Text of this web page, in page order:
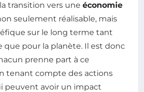
transition vers une économie
seulement réalisable, mais
sur le long terme tant
que pour la planète. Il est donc
prenne part à ce
tenant compte des actions
peuvent avoir un impact